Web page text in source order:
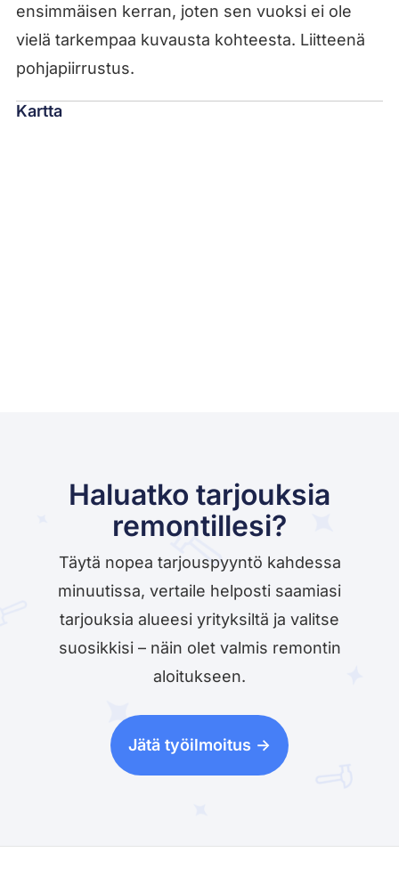
ensimmäisen kerran, joten sen vuoksi ei ole
vielä tarkempaa kuvausta kohteesta. Liitteenä
pohjapiirrustus.
Kartta
Haluatko tarjouksia
remontillesi?
Täytä nopea tarjouspyyntö kahdessa
minuutissa, vertaile helposti saamiasi
tarjouksia alueesi yrityksiltä ja valitse
suosikkisi – näin olet valmis remontin
aloitukseen.
Jätä työilmoitus ->